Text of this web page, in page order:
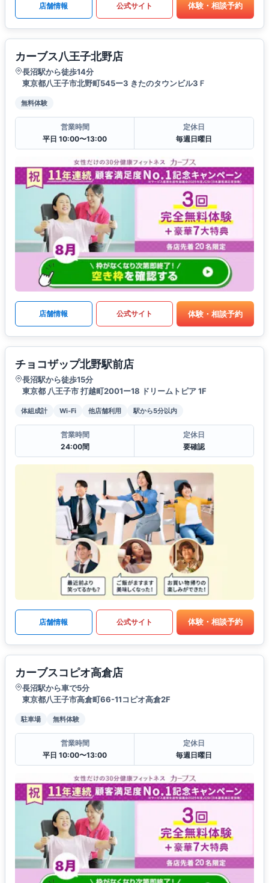
店舗情報 公式サイト 体験・相談予約
カーブス八王子北野店
長沼駅から徒歩14分
東京都八王子市北野町545ー3 きたのタウンビル3Ｆ
無料体験
営業時間
平日 10:00〜13:00
定休日
毎週日曜日
店舗情報 公式サイト 体験・相談予約
チョコザップ北野駅前店
長沼駅から徒歩15分
東京都 八王子市 打越町2001ー18 ドリームトピア 1F
体組成計 Wi-Fi 他店舗利用 駅から5分以内
営業時間
24:00間
定休日
要確認
店舗情報 公式サイト 体験・相談予約
カーブスコピオ高倉店
長沼駅から車で5分
東京都八王子市高倉町66-11コピオ高倉2F
駐車場 無料体験
営業時間
平日 10:00〜13:00
定休日
毎週日曜日